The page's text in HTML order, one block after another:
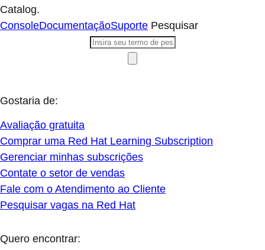
Catalog.
ConsoleDocumentaçãoSuporte Pesquisar
Gostaria de:
Avaliação gratuita
Comprar uma Red Hat Learning Subscription
Gerenciar minhas subscrições
Contate o setor de vendas
Fale com o Atendimento ao Cliente
Pesquisar vagas na Red Hat
Quero encontrar: